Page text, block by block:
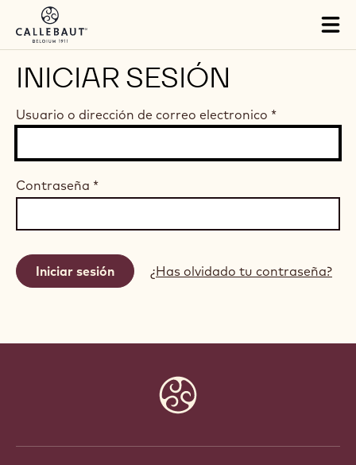
Skip to main content
INICIAR SESIÓN
Usuario o dirección de correo electronico *
Contraseña *
¿Has olvidado tu contraseña?